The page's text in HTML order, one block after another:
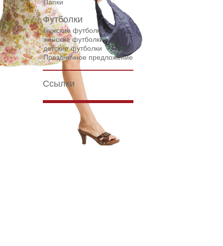
Папки
Футболки
мужские футболки
женские футболки
детские футболки
Праздничное предложение
Ссылки